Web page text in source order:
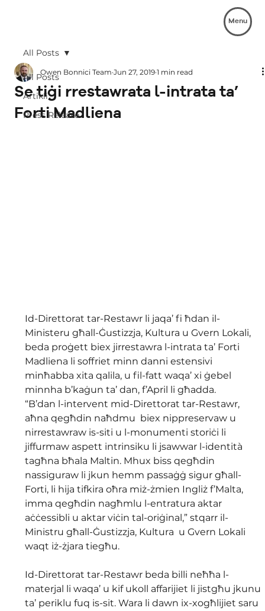
Menu
All Posts
Artikli
Press Release
All Posts
Se tiġi rrestawrata l-intrata ta’
Forti Madliena
Owen Bonnici Team Jun 27, 2019 1 min read
Id-Direttorat tar-Restawr li jaqa’ fi ħdan il-
Ministeru għall-Ġustizzja, Kultura u Gvern Lokali,
beda proġett biex jirrestawra l-intrata ta’ Forti
Madliena li soffriet minn danni estensivi
minħabba xita qalila, u fil-fatt waqa’ xi ġebel
minnha b’kaġun ta’ dan, f’April li għadda.
“B’dan l-intervent mid-Direttorat tar-Restawr,
aħna qegħdin naħdmu  biex nippreservaw u
nirrestawraw is-siti u l-monumenti storiċi li
jiffurmaw aspett intrinsiku li jsawwar l-identità
tagħna bħala Maltin. Mhux biss qegħdin
nassiguraw li jkun hemm passaġġ sigur għall-
Forti, li hija tifkira oħra miż-żmien Ingliż f’Malta,
imma qegħdin nagħmlu l-entratura aktar
aċċessibli u aktar viċin tal-oriġinal,” stqarr il-
Ministru għall-Ġustizzja, Kultura  u Gvern Lokali
waqt iż-żjara tiegħu.
Id-Direttorat tar-Restawr beda billi neħħa l-
materjal li waqa’ u kif ukoll affarijiet li jistgħu jkunu
ta’ periklu fuq is-sit. Wara li dawn ix-xogħlijiet saru